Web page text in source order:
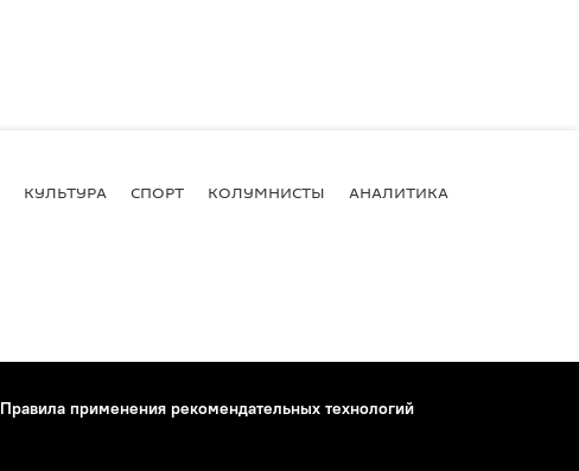
КУЛЬТУРА СПОРТ КОЛУМНИСТЫ АНАЛИТИКА
Правила применения рекомендательных технологий